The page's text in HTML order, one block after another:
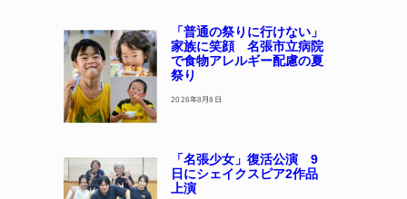
「普通の祭りに行けない」
家族に笑顔 名張市立病院
で食物アレルギー配慮の夏
祭り
2026年8月8日
「名張少女」復活公演 9
日にシェイクスピア2作品
上演